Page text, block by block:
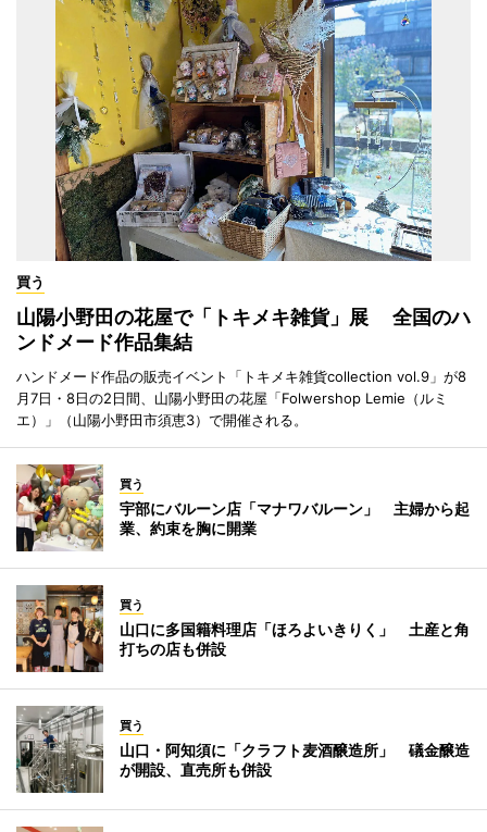
買う
山陽小野田の花屋で「トキメキ雑貨」展 全国のハ
ンドメード作品集結
ハンドメード作品の販売イベント「トキメキ雑貨collection vol.9」が8
月7日・8日の2日間、山陽小野田の花屋「Folwershop Lemie（ルミ
エ）」（山陽小野田市須恵3）で開催される。
買う
宇部にバルーン店「マナワバルーン」 主婦から起
業、約束を胸に開業
買う
山口に多国籍料理店「ほろよいきりく」 土産と角
打ちの店も併設
買う
山口・阿知須に「クラフト麦酒醸造所」 礒金醸造
が開設、直売所も併設